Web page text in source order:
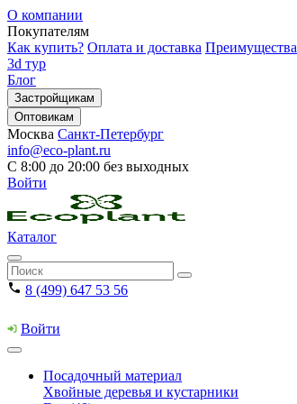
О компании
Покупателям
Как купить? Оплата и доставка Преимущества
3d тур
Блог
Застройщикам
Оптовикам
Москва Санкт-Петербург
info@eco-plant.ru
С 8:00 до 20:00 без выходных
Войти
Каталог
8 (499) 647 53 56
Войти
Посадочный материал
Хвойные деревья и кустарники